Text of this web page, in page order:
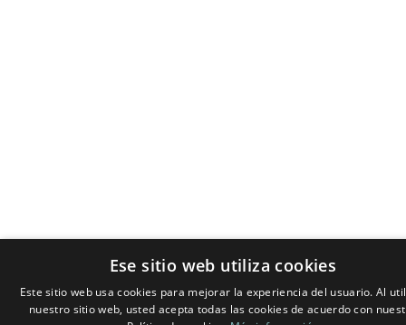
Ese sitio web utiliza cookies
Este sitio web usa cookies para mejorar la experiencia del usuario. Al
nuestro sitio web, usted acepta todas las cookies de acuerdo con